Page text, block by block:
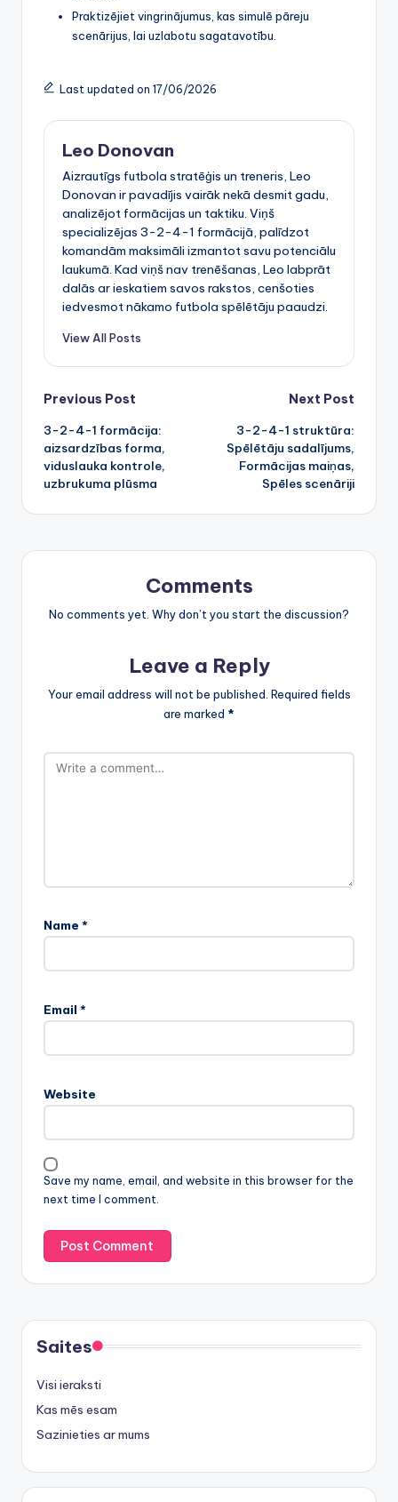
Praktizējiet vingrinājumus, kas simulē pāreju
scenārijus, lai uzlabotu sagatavotību.
Last updated on 17/06/2026
Leo Donovan
Aizrautīgs futbola stratēģis un treneris, Leo
Donovan ir pavadījis vairāk nekā desmit gadu,
analizējot formācijas un taktiku. Viņš
specializējas 3-2-4-1 formācijā, palīdzot
komandām maksimāli izmantot savu potenciālu
laukumā. Kad viņš nav trenēšanas, Leo labprāt
dalās ar ieskatiem savos rakstos, cenšoties
iedvesmot nākamo futbola spēlētāju paaudzi.
View All Posts
Post
navigation
Previous Post
3-2-4-1 formācija:
aizsardzības forma,
viduslauka kontrole,
uzbrukuma plūsma
Next Post
3-2-4-1 struktūra:
Spēlētāju sadalījums,
Formācijas maiņas,
Spēles scenāriji
Comments
No comments yet. Why don’t you start the discussion?
Leave a Reply
Your email address will not be published. Required fields
are marked *
Name *
Email *
Website
Save my name, email, and website in this browser for the
next time I comment.
Saites
Visi ieraksti
Kas mēs esam
Sazinieties ar mums